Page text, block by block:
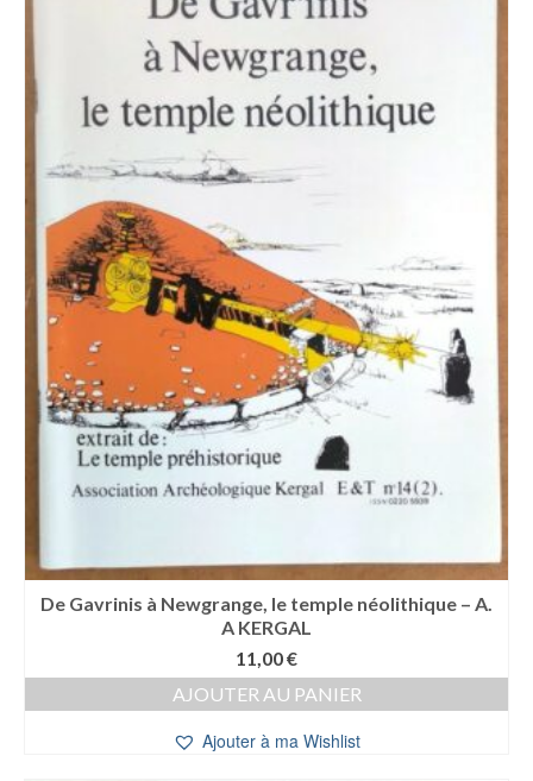
De Gavrinis à Newgrange, le temple néolithique – A.
A KERGAL
11,00€
AJOUTER AU PANIER
Ajouter à ma Wishlist